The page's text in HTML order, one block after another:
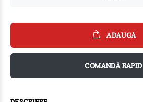
ADAUGĂ
COMANDĂ RAPID